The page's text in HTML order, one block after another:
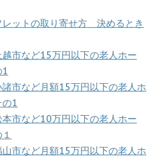
ットの取り寄せ方 決めるとき
市など15万円以下の老人ホー
市など月額15万円以下の老人ホ
1
市など10万円以下の老人ホー
市など月額15万円以下の老人ホ